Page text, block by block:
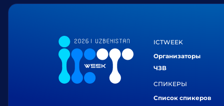
ICTWEEK
Организаторы
ЧЗВ
СПИКЕРЫ
Список спикеров